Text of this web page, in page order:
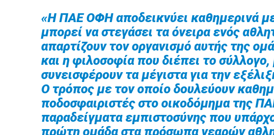
«Η ΠΑΕ ΟΦΗ αποδεικνύει καθημερινά με
μπορεί να στεγάσει τα όνειρα ενός
απαρτίζουν τον οργανισμό αυτής της
και η φιλοσοφία που διέπει το
συνεισφέρουν τα μέγιστα για την
Ο τρόπος με τον οποίο δουλεύουν
ποδοσφαιριστές στο οικοδόμημα της
παραδείγματα εμπιστοσύνης που
πρώτη ομάδα στα πρόσωπα νεαρών